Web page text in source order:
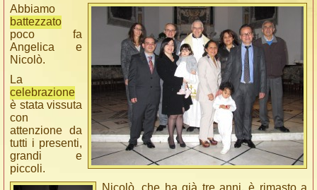
Abbiamo
battezzato
poco fa
Angelica e
Nicolò.
La
celebrazione
è stata vissuta
con
attenzione da
tutti i presenti,
grandi e
piccoli.